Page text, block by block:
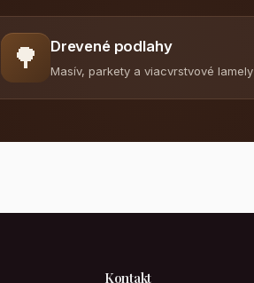
🌳 Drevené podlahy
Masív, parkety a viacvrstvové lamely
Kontakt